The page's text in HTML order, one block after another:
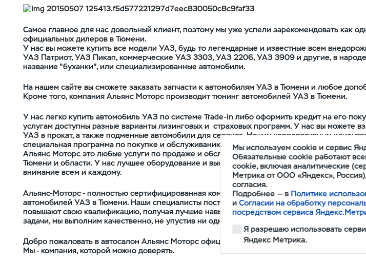
Самое главное для нас довольный клиент, поэтому мы уже успели зарекомендовать как
официальных дилеров в Тюмени.
У нас вы можете купить все модели УАЗ, будь то легендарные и известные всем
УАЗ Патриот, УАЗ Пикап, коммерческие УАЗ 3303, УАЗ 2206, УАЗ 3909 и другие, в
название "буханки", или специализированные автомобили.
На нашем сайте вы сможете заказать запчасти к автомобилям УАЗ в Тюмени и любое
Кроме того, компания Альянс Моторс производит тюнинг автомобилей УАЗ в Тюмени.
У нас легко купить автомобиль УАЗ по системе Trade-in либо оформить кредит на его
услугам доступны разные варианты лизинговых и страховых программ. У нас вы можете
УАЗ в прокат, а также подменные автомобили для сервиса. Нашим корпоративным
специальная программа по покупке и обслуживанию автомобилей УАЗ в Тюмени.
Альянс Моторс это любые услуги по продаже и обслуживанию (в т.ч. гарантийному)
Тюмени и области. У нас лучшее оборудование и высококвалифицированные
внимание всем и каждому.
Альянс-Моторс - полностью сертифицированная компания для проведения работ по
автомобилей УАЗ в Тюмени. Наши специалисты постоянно проходят обучение в группе
повышают свою квалификацию, получая лучшие навыки и совершенствуя их. Любые, даже
задачи, мы выполним качественно, не упустив ни одной мелочи.
Добро пожаловать в автосалон Альянс Моторс официальный дилер автомобилей УАЗ в
Мы - компания, которой можно доверять.
Мы используем cookie и сервис
Обязательные cookie работают
cookie, включая аналитические
Метрика от ООО «Яндекс»,
согласия.
Подробнее — в Политике
иСогласии на обработку
посредством сервиса
Я разрешаю использовать
Яндекс Метрика.